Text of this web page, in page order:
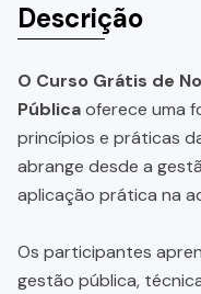
Descrição
O Curso Grátis de
Públicaoferece uma
princípios e práticas
abrange desde a
aplicação prática na
Os participantes
gestão pública,